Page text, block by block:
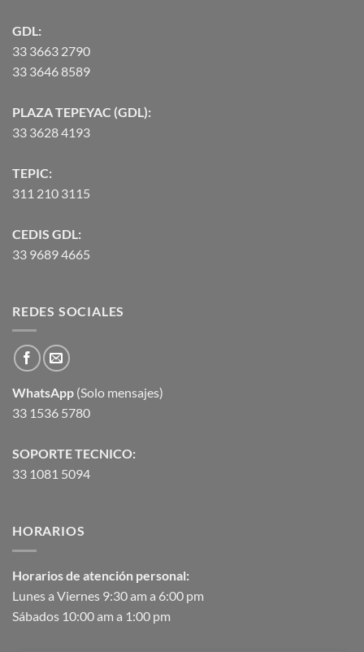
GDL:
33 3663 2790
33 3646 8589
PLAZA TEPEYAC (GDL):
33 3628 4193
TEPIC:
311 210 3115
CEDIS GDL:
33 9689 4665
REDES SOCIALES
WhatsApp (Solo mensajes)
33 1536 5780
SOPORTE TECNICO:
33 1081 5094
HORARIOS
Horarios de atención personal:
Lunes a Viernes 9:30 am a 6:00 pm
Sábados 10:00 am a 1:00 pm